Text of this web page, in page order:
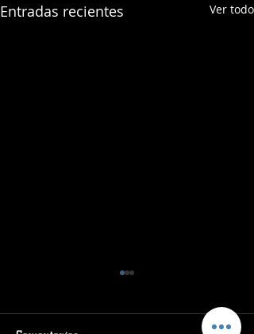
Entradas recientes Ver todo